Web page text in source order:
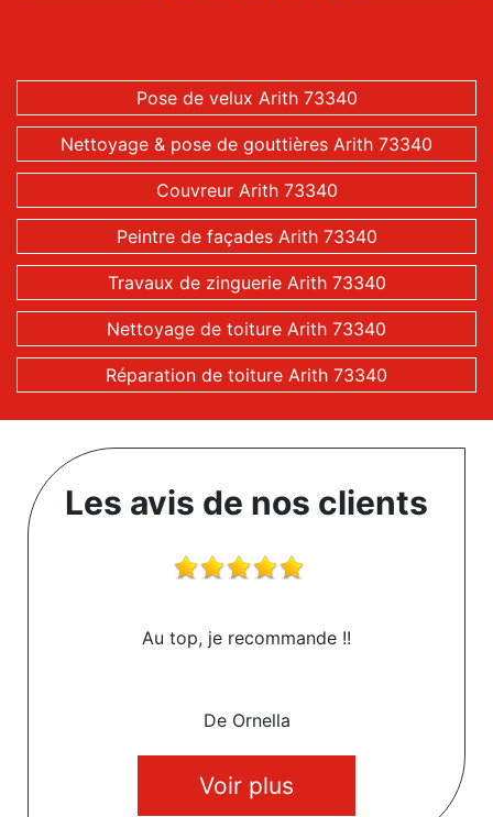
Pose de velux Arith 73340
Nettoyage & pose de gouttières Arith 73340
Couvreur Arith 73340
Peintre de façades Arith 73340
Travaux de zinguerie Arith 73340
Nettoyage de toiture Arith 73340
Réparation de toiture Arith 73340
Les avis de nos clients
Au top, je recommande !!
De Ornella
Voir plus